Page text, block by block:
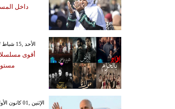
داخل
GMT 18:29 2026 الأحد ,15 شباط / فبراير
GMT 20:13 2025 الإثنين ,01 كانون الأول / ديسمبر